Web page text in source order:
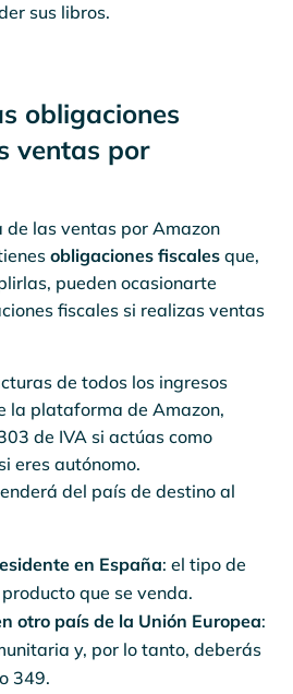
sus libros.
obligaciones
ventas por
de las ventas por Amazon
obligaciones fiscales que,
pueden ocasionarte
fiscales si realizas ventas
de todos los ingresos
la plataforma de Amazon,
de IVA si actúas como
eres autónomo.
del país de destino al
en España: el tipo de
que se venda.
otro país de la Unión Europea:
y, por lo tanto, deberás
349.